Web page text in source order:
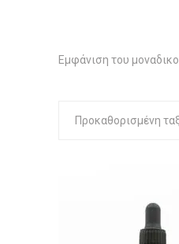
Εμφάνιση του
Προκαθορισμένη